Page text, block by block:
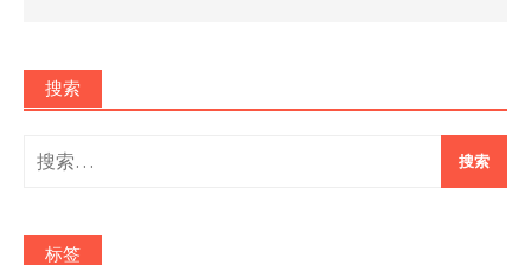
搜索
搜
索：
标签